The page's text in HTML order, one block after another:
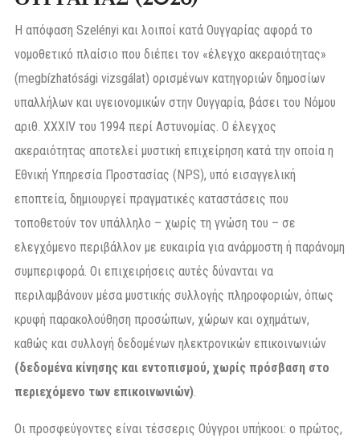
Η απόφαση Szelényi και λοιποί κατά Ουγγαρίας αφορά το
νομοθετικό πλαίσιο που διέπει τον «έλεγχο ακεραιότητας»
(megbízhatósági vizsgálat) ορισμένων κατηγοριών δημοσίων
υπαλλήλων και υγειονομικών στην Ουγγαρία, βάσει του Νόμου
αριθ. XXXIV του 1994 περί Αστυνομίας. Ο έλεγχος
ακεραιότητας αποτελεί μυστική επιχείρηση κατά την οποία η
Εθνική Υπηρεσία Προστασίας (NPS), υπό εισαγγελική
εποπτεία, δημιουργεί πραγματικές καταστάσεις που
τοποθετούν τον υπάλληλο – χωρίς τη γνώση του – σε
ελεγχόμενο περιβάλλον με ευκαιρία για ανάρμοστη ή παράνομη
συμπεριφορά. Οι επιχειρήσεις αυτές δύνανται να
περιλαμβάνουν μέσα μυστικής συλλογής πληροφοριών, όπως
κρυφή παρακολούθηση προσώπων, χώρων και οχημάτων,
καθώς και συλλογή δεδομένων ηλεκτρονικών επικοινωνιών
(δεδομένα κίνησης και εντοπισμού, χωρίς πρόσβαση στο
περιεχόμενο των επικοινωνιών).
Οι προσφεύγοντες είναι τέσσερις Ούγγροι υπήκοοι: ο πρώτος,